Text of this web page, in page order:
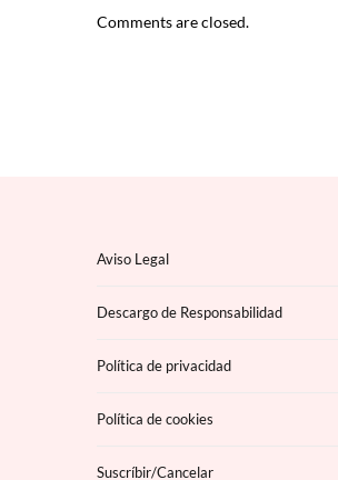
Comments are closed.
Aviso Legal
Descargo de Responsabilidad
Política de privacidad
Política de cookies
Suscríbir/Cancelar